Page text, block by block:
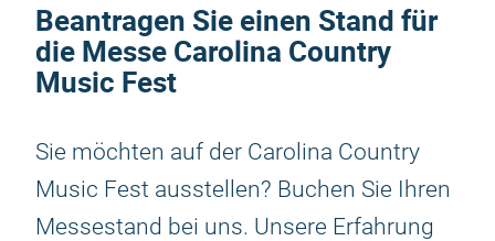
Beantragen Sie einen Stand für
die Messe Carolina Country
Music Fest
Sie möchten auf der Carolina Country
Music Fest ausstellen? Buchen Sie Ihren
Messestand bei uns. Unsere Erfahrung